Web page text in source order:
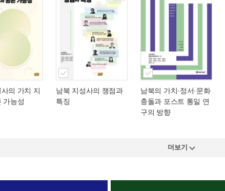
의 가치 지
가능성
남북 지성사의 쟁점과
특징
남북의 가치·정서·문화
충돌과 포스트 통일 연
구의 방향
더보기